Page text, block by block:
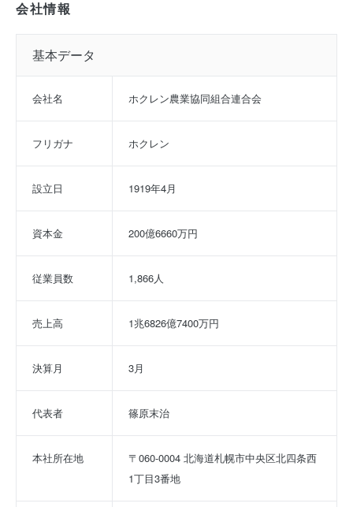
会社情報
基本データ
会社名 ホクレン農業協同組合連合会
フリガナ ホクレン
設立日 1919年4月
資本金 200億6660万円
従業員数 1,866人
売上高 1兆6826億7400万円
決算月 3月
代表者 篠原末治
本社所在地
〒060-0004 北海道札幌市中央区北四条西
1丁目3番地